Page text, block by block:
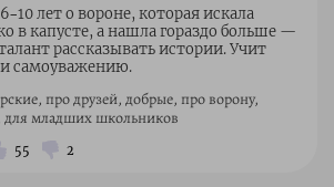
лет о вороне, которая искала
в капусте, а нашла гораздо больше —
рассказывать истории. Учит
самоуважению.
про друзей, добрые, про ворону,
для младших школьников
55 2